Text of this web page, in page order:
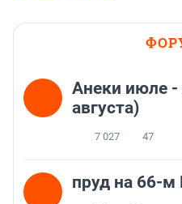
Анеки июле -
августа)
7 027 47
пруд на 66-м